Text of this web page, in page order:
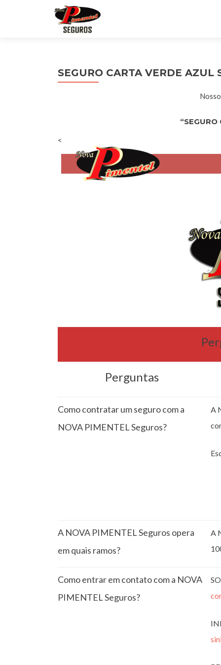
SEGURO CARTA VERDE AZUL
“SEGURO
<
Perguntas
Como contratar um seguro com a
NOVA PIMENTEL Seguros?
A
A NOVA PIMENTEL Seguros opera
em quais ramos?
A
Como entrar em contato com a NOVA
PIMENTEL Seguros?